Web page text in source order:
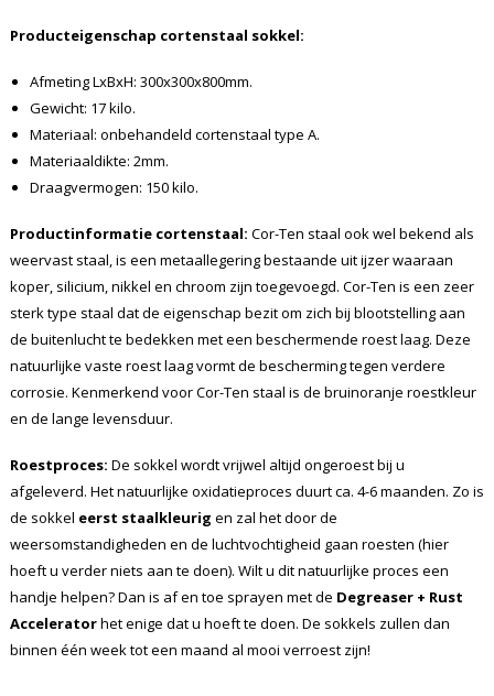
Producteigenschap cortenstaal sokkel:
Afmeting LxBxH: 300x300x800mm.
Gewicht: 17 kilo.
Materiaal: onbehandeld cortenstaal type A.
Materiaaldikte: 2mm.
Draagvermogen: 150 kilo.
Productinformatie cortenstaal: Cor-Ten staal ook wel bekend als
weervast staal, is een metaallegering bestaande uit ijzer waaraan
koper, silicium, nikkel en chroom zijn toegevoegd. Cor-Ten is een zeer
sterk type staal dat de eigenschap bezit om zich bij blootstelling aan
de buitenlucht te bedekken met een beschermende roest laag. Deze
natuurlijke vaste roest laag vormt de bescherming tegen verdere
corrosie. Kenmerkend voor Cor-Ten staal is de bruinoranje roestkleur
en de lange levensduur.
Roestproces: De sokkel wordt vrijwel altijd ongeroest bij u
afgeleverd. Het natuurlijke oxidatieproces duurt ca. 4-6 maanden. Zo is
de sokkel eerst staalkleurig en zal het door de
weersomstandigheden en de luchtvochtigheid gaan roesten (hier
hoeft u verder niets aan te doen). Wilt u dit natuurlijke proces een
handje helpen? Dan is af en toe sprayen met de Degreaser + Rust
Acceleratorhet enige dat u hoeft te doen. De sokkels zullen dan
binnen één week tot een maand al mooi verroest zijn!